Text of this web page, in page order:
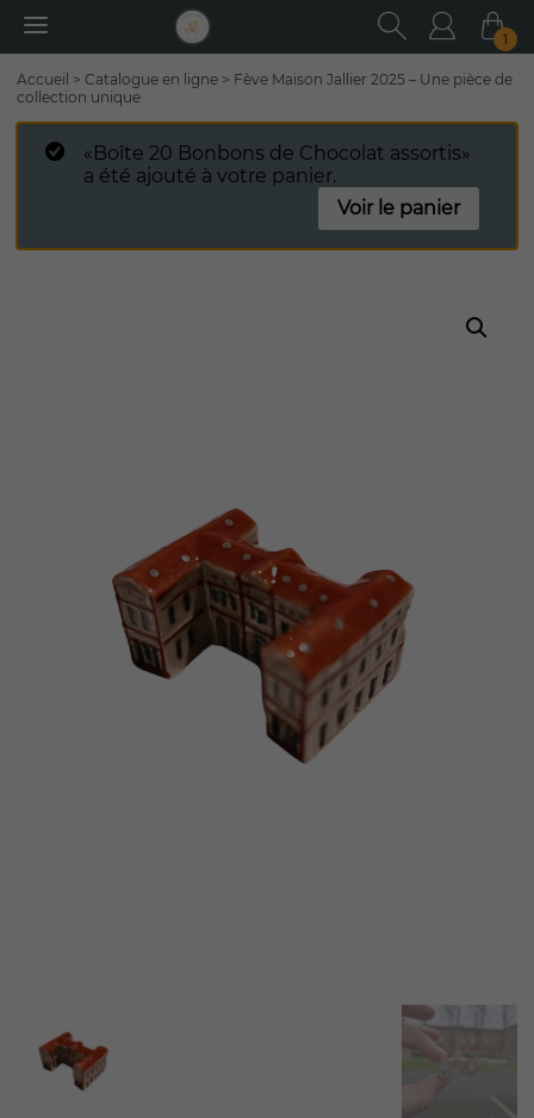
1
:
Accueil > Catalogue en ligne > Fève Maison Jallier 2025 – Une pièce de
collection unique
«Boîte 20 Bonbons de Chocolat assortis»
a été ajouté à votre panier.
Voir le panier